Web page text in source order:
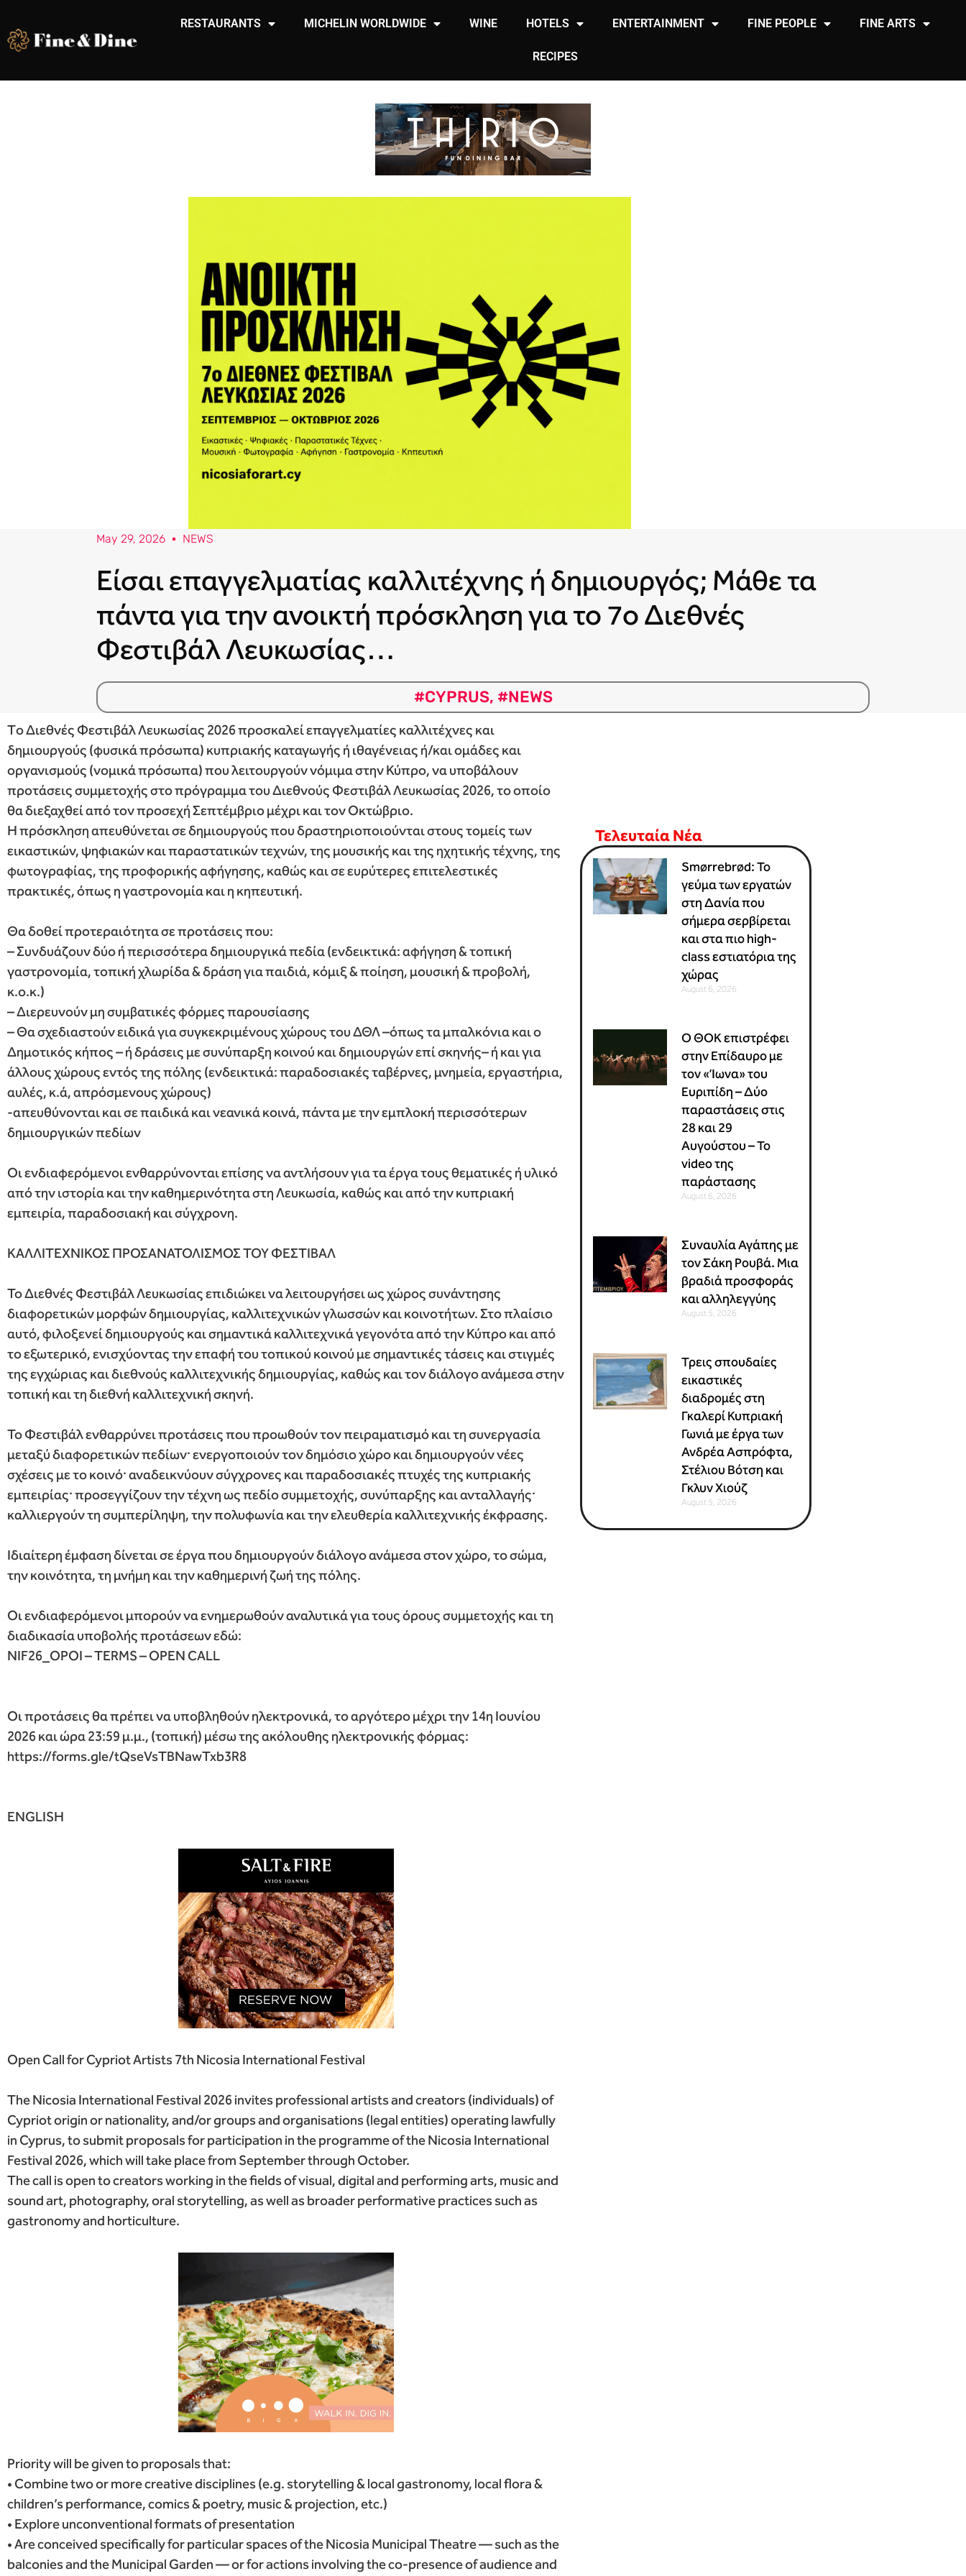
RESTAURANTS MICHELIN WORLDWIDE WINE HOTELS ENTERTAINMENT FINE PEOPLE FINE ARTS
RECIPES
May 29, 2026 NEWS
Είσαι επαγγελματίας καλλιτέχνης ή δημιουργός; Μάθε τα
πάντα για την ανοικτή πρόσκληση για το 7ο Διεθνές
Φεστιβάλ Λευκωσίας…
#CYPRUS, #NEWS
Tο Διεθνές Φεστιβάλ Λευκωσίας 2026 προσκαλεί επαγγελματίες καλλιτέχνες και
δημιουργούς (φυσικά πρόσωπα) κυπριακής καταγωγής ή ιθαγένειας ή/και ομάδες και
οργανισμούς (νομικά πρόσωπα) που λειτουργούν νόμιμα στην Κύπρο, να υποβάλουν
προτάσεις συμμετοχής στο πρόγραμμα του Διεθνούς Φεστιβάλ Λευκωσίας 2026, το οποίο
θα διεξαχθεί από τον προσεχή Σεπτέμβριο μέχρι και τον Οκτώβριο.
Η πρόσκληση απευθύνεται σε δημιουργούς που δραστηριοποιούνται στους τομείς των
εικαστικών, ψηφιακών και παραστατικών τεχνών, της μουσικής και της ηχητικής τέχνης, της
φωτογραφίας, της προφορικής αφήγησης, καθώς και σε ευρύτερες επιτελεστικές
πρακτικές, όπως η γαστρονομία και η κηπευτική.
Θα δοθεί προτεραιότητα σε προτάσεις που:
– Συνδυάζουν δύο ή περισσότερα δημιουργικά πεδία (ενδεικτικά: αφήγηση & τοπική
γαστρονομία, τοπική χλωρίδα & δράση για παιδιά, κόμιξ & ποίηση, μουσική & προβολή,
κ.ο.κ.)
– Διερευνούν μη συμβατικές φόρμες παρουσίασης
– Θα σχεδιαστούν ειδικά για συγκεκριμένους χώρους του ΔΘΛ –όπως τα μπαλκόνια και ο
Δημοτικός κήπος – ή δράσεις με συνύπαρξη κοινού και δημιουργών επί σκηνής– ή και για
άλλους χώρους εντός της πόλης (ενδεικτικά: παραδοσιακές ταβέρνες, μνημεία, εργαστήρια,
αυλές, κ.ά, απρόσμενους χώρους)
-απευθύνονται και σε παιδικά και νεανικά κοινά, πάντα με την εμπλοκή περισσότερων
δημιουργικών πεδίων
Οι ενδιαφερόμενοι ενθαρρύνονται επίσης να αντλήσουν για τα έργα τους θεματικές ή υλικό
από την ιστορία και την καθημερινότητα στη Λευκωσία, καθώς και από την κυπριακή
εμπειρία, παραδοσιακή και σύγχρονη.
ΚΑΛΛΙΤΕΧΝΙΚΟΣ ΠΡΟΣΑΝΑΤΟΛΙΣΜΟΣ ΤΟΥ ΦΕΣΤΙΒΑΛ
Το Διεθνές Φεστιβάλ Λευκωσίας επιδιώκει να λειτουργήσει ως χώρος συνάντησης
διαφορετικών μορφών δημιουργίας, καλλιτεχνικών γλωσσών και κοινοτήτων. Στο πλαίσιο
αυτό, φιλοξενεί δημιουργούς και σημαντικά καλλιτεχνικά γεγονότα από την Κύπρο και από
το εξωτερικό, ενισχύοντας την επαφή του τοπικού κοινού με σημαντικές τάσεις και στιγμές
της εγχώριας και διεθνούς καλλιτεχνικής δημιουργίας, καθώς και τον διάλογο ανάμεσα στην
τοπική και τη διεθνή καλλιτεχνική σκηνή.
Το Φεστιβάλ ενθαρρύνει προτάσεις που προωθούν τον πειραματισμό και τη συνεργασία
μεταξύ διαφορετικών πεδίων· ενεργοποιούν τον δημόσιο χώρο και δημιουργούν νέες
σχέσεις με το κοινό· αναδεικνύουν σύγχρονες και παραδοσιακές πτυχές της κυπριακής
εμπειρίας· προσεγγίζουν την τέχνη ως πεδίο συμμετοχής, συνύπαρξης και ανταλλαγής·
καλλιεργούν τη συμπερίληψη, την πολυφωνία και την ελευθερία καλλιτεχνικής έκφρασης.
Ιδιαίτερη έμφαση δίνεται σε έργα που δημιουργούν διάλογο ανάμεσα στον χώρο, το σώμα,
την κοινότητα, τη μνήμη και την καθημερινή ζωή της πόλης.
Οι ενδιαφερόμενοι μπορούν να ενημερωθούν αναλυτικά για τους όρους συμμετοχής και τη
διαδικασία υποβολής προτάσεων εδώ:
NIF26_ΟΡΟΙ – TERMS – OPEN CALL
Οι προτάσεις θα πρέπει να υποβληθούν ηλεκτρονικά, το αργότερο μέχρι την 14η Ιουνίου
2026 και ώρα 23:59 μ.μ., (τοπική) μέσω της ακόλουθης ηλεκτρονικής φόρμας:
https://forms.gle/tQseVsTBNawTxb3R8
ENGLISH
Open Call for Cypriot Artists 7th Nicosia International Festival
The Nicosia International Festival 2026 invites professional artists and creators (individuals) of
Cypriot origin or nationality, and/or groups and organisations (legal entities) operating lawfully
in Cyprus, to submit proposals for participation in the programme of the Nicosia International
Festival 2026, which will take place from September through October.
The call is open to creators working in the fields of visual, digital and performing arts, music and
sound art, photography, oral storytelling, as well as broader performative practices such as
gastronomy and horticulture.
Priority will be given to proposals that:
• Combine two or more creative disciplines (e.g. storytelling & local gastronomy, local flora &
children’s performance, comics & poetry, music & projection, etc.)
• Explore unconventional formats of presentation
• Are conceived specifically for particular spaces of the Nicosia Municipal Theatre — such as the
balconies and the Municipal Garden — or for actions involving the co-presence of audience and
Τελευταία Νέα
Smørrebrød: Το
γεύμα των εργατών
στη Δανία που
σήμερα σερβίρεται
και στα πιο high-
class εστιατόρια της
χώρας
August 6, 2026
Ο ΘΟΚ επιστρέφει
στην Επίδαυρο με
τον «Ίωνα» του
Ευριπίδη – Δύο
παραστάσεις στις
28 και 29
Αυγούστου – Το
video της
παράστασης
August 6, 2026
Συναυλία Αγάπης με
τον Σάκη Ρουβά. Μια
βραδιά προσφοράς
και αλληλεγγύης
August 5, 2026
Τρεις σπουδαίες
εικαστικές
διαδρομές στη
Γκαλερί Κυπριακή
Γωνιά με έργα των
Ανδρέα Ασπρόφτα,
Στέλιου Βότση και
Γκλυν Χιούζ
August 5, 2026